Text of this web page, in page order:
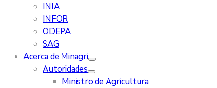
INIA
INFOR
ODEPA
SAG
Acerca de Minagri
Autoridades
Ministro de Agricultura